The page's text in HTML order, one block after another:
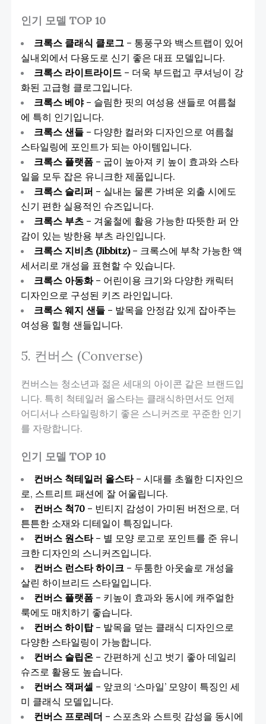
인기 모델 TOP 10
크록스 클래식 클로그– 통풍구와 백스트랩이 있어
실내외에서 다용도로 신기 좋은 대표 모델입니다.
크록스 라이트라이드– 더욱 부드럽고 쿠셔닝이 강
화된 고급형 클로그입니다.
크록스 베야– 슬림한 핏의 여성용 샌들로 여름철
에 특히 인기입니다.
크록스 샌들– 다양한 컬러와 디자인으로 여름철
스타일링에 포인트가 되는 아이템입니다.
크록스 플랫폼– 굽이 높아져 키 높이 효과와 스타
일을 모두 잡은 유니크한 제품입니다.
크록스 슬리퍼 – 실내는 물론 가벼운 외출 시에도
신기 편한 실용적인 슈즈입니다.
크록스 부츠– 겨울철에 활용 가능한 따뜻한 퍼 안
감이 있는 방한용 부츠 라인입니다.
크록스 지비츠 (Jibbitz)– 크록스에 부착 가능한 액
세서리로 개성을 표현할 수 있습니다.
크록스 아동화– 어린이용 크기와 다양한 캐릭터
디자인으로 구성된 키즈 라인입니다.
크록스 웨지 샌들– 발목을 안정감 있게 잡아주는
여성용 힐형 샌들입니다.
5. 컨버스 (Converse)
컨버스는 청소년과 젊은 세대의 아이콘 같은 브랜드입
니다. 특히 척테일러 올스타는 클래식하면서도 언제
어디서나 스타일링하기 좋은 스니커즈로 꾸준한 인기
를 자랑합니다.
인기 모델 TOP 10
컨버스 척테일러 올스타– 시대를 초월한 디자인으
로, 스트리트 패션에 잘 어울립니다.
컨버스 척70– 빈티지 감성이 가미된 버전으로, 더
튼튼한 소재와 디테일이 특징입니다.
컨버스 원스타– 별 모양 로고로 포인트를 준 유니
크한 디자인의 스니커즈입니다.
컨버스 런스타 하이크– 두툼한 아웃솔로 개성을
살린 하이브리드 스타일입니다.
컨버스 플랫폼– 키높이 효과와 동시에 캐주얼한
룩에도 매치하기 좋습니다.
컨버스 하이탑– 발목을 덮는 클래식 디자인으로
다양한 스타일링이 가능합니다.
컨버스 슬립온– 간편하게 신고 벗기 좋아 데일리
슈즈로 활용도 높습니다.
컨버스 잭퍼셀 – 앞코의 ‘스마일’ 모양이 특징인 세
미 클래식 모델입니다.
컨버스 프로레더 – 스포츠와 스트릿 감성을 동시에